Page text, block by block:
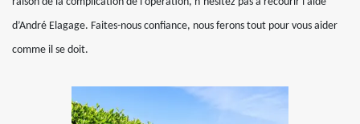
d’André Elagage. Faites-nous confiance, nous ferons tout pour vous aider
comme il se doit.